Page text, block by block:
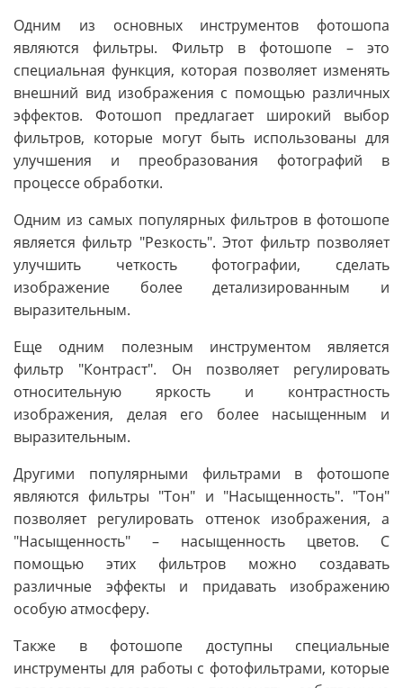
Одним из основных инструментов фотошопа
являются фильтры. Фильтр в фотошопе – это
специальная функция, которая позволяет изменять
внешний вид изображения с помощью различных
эффектов. Фотошоп предлагает широкий выбор
фильтров, которые могут быть использованы для
улучшения и преобразования фотографий в
процессе обработки.
Одним из самых популярных фильтров в фотошопе
является фильтр "Резкость". Этот фильтр позволяет
улучшить четкость фотографии, сделать
изображение более детализированным и
выразительным.
Еще одним полезным инструментом является
фильтр "Контраст". Он позволяет регулировать
относительную яркость и контрастность
изображения, делая его более насыщенным и
выразительным.
Другими популярными фильтрами в фотошопе
являются фильтры "Тон" и "Насыщенность". "Тон"
позволяет регулировать оттенок изображения, а
"Насыщенность" – насыщенность цветов. С
помощью этих фильтров можно создавать
различные эффекты и придавать изображению
особую атмосферу.
Также в фотошопе доступны специальные
инструменты для работы с фотофильтрами, которые